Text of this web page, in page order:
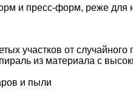
и пресс-форм, реже для
участков от случайного
из материала с
и пыли